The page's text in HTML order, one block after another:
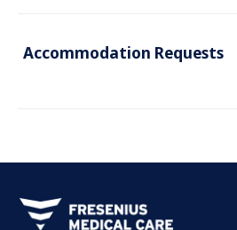
Accommodation Requests